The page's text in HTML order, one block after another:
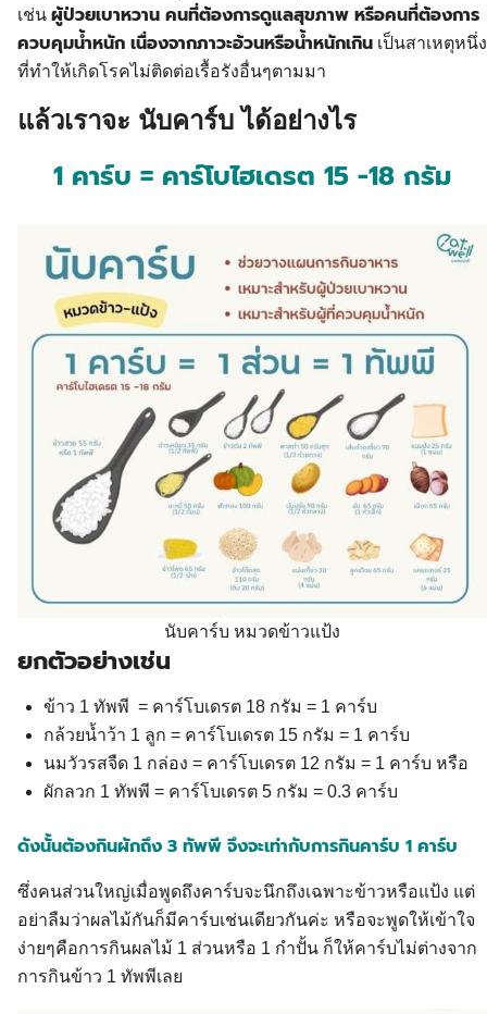
เช่น ผู้ป่วยเบาหวาน คนที่ต้องการดูแลสุขภาพ หรือคนที่ต้องการ
ควบคุมน้ำหนัก เนื่องจากภาวะอ้วนหรือน้ำหนักเกิน เป็นสาเหตุหนึ่ง
ที่ทำให้เกิดโรคไม่ติดต่อเรื้อรังอื่นๆตามมา
แล้วเราจะ นับคาร์บ ได้อย่างไร
1 คาร์บ = คาร์โบไฮเดรต 15 -18 กรัม
นับคาร์บ หมวดข้าวแป้ง
ยกตัวอย่างเช่น
ข้าว 1 ทัพพี = คาร์โบเดรต 18 กรัม = 1 คาร์บ
กล้วยน้ำว้า 1 ลูก = คาร์โบเดรต 15 กรัม = 1 คาร์บ
นมวัวรสจืด 1 กล่อง = คาร์โบเดรต 12 กรัม = 1 คาร์บ หรือ
ผักลวก 1 ทัพพี = คาร์โบเดรต 5 กรัม = 0.3 คาร์บ
ดังนั้นต้องกินผักถึง 3 ทัพพี จึงจะเท่ากับการกินคาร์บ 1 คาร์บ
ซึ่งคนส่วนใหญ่เมื่อพูดถึงคาร์บจะนึกถึงเฉพาะข้าวหรือแป้ง แต่
อย่าลืมว่าผลไม้กันก็มีคาร์บเช่นเดียวกันค่ะ หรือจะพูดให้เข้าใจ
ง่ายๆคือการกินผลไม้ 1 ส่วนหรือ 1 กำปั้น ก็ให้คาร์บไม่ต่างจาก
การกินข้าว 1 ทัพพีเลย